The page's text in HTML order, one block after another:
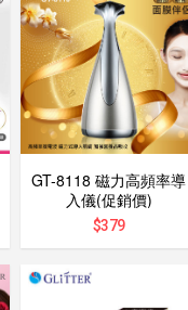
GT-8118 磁力高頻率導
入儀(促銷價)
$379